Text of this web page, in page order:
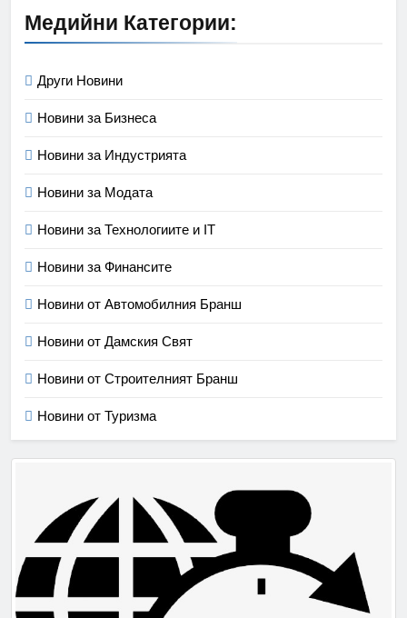
Медийни Категории:
Други Новини
Новини за Бизнеса
Новини за Индустрията
Новини за Модата
Новини за Технологиите и IT
Новини за Финансите
Новини от Автомобилния Бранш
Новини от Дамския Свят
Новини от Строителният Бранш
Новини от Туризма